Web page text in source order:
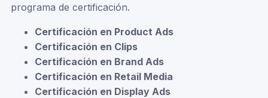
programa de certificación.
Certificación en Product Ads
Certificación en Clips
Certificación en Brand Ads
Certificación en Retail Media
Certificación en Display Ads